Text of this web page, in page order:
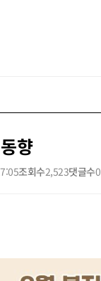
향
조회수2,523댓글수0